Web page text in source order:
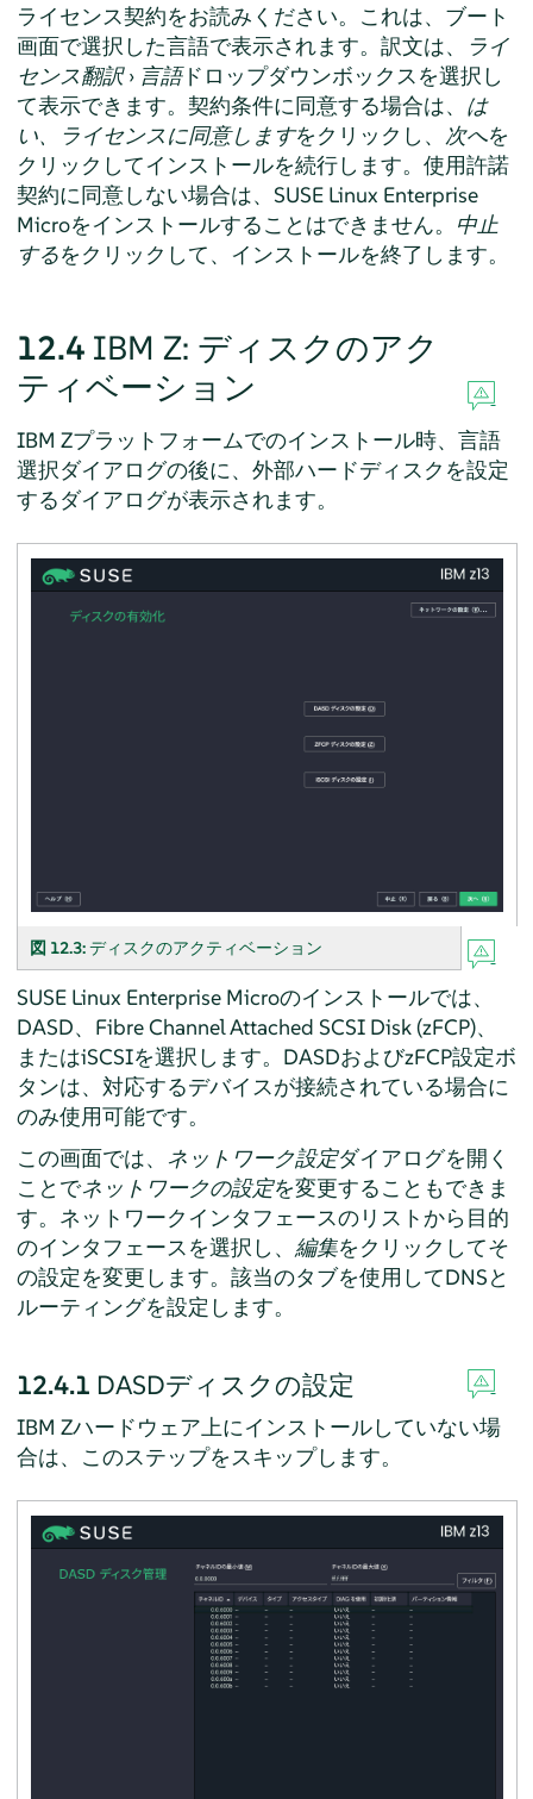
ライセンス契約をお読みください。これは、ブート
画面で選択した言語で表示されます。訳文は、
ライ
センス翻訳› 言語ドロップダウンボックスを選択し
て表示できます。契約条件に同意する場合は、 は
い、ライセンスに同意しますをクリックし、 次へを
クリックしてインストールを続行します。使用許諾
契約に同意しない場合は、 SUSE Linux Enterprise
Microをインストールすることはできません。
中止
するをクリックして、インストールを終了します。
12.4 IBM Z: ディスクのアク
ティベーション
IBM Zプラットフォームでのインストール時、言語
選択ダイアログの後に、外部ハードディスクを設定
するダイアログが表示されます。
図 12.3:ディスクのアクティベーション
SUSE Linux Enterprise Microのインストールでは、
DASD、Fibre Channel Attached SCSI Disk (zFCP)、
またはiSCSIを選択します。DASDおよびzFCP設定ボ
タンは、対応するデバイスが接続されている場合に
のみ使用可能です。
この画面では、 ネットワーク設定ダイアログを開く
ことでネットワークの設定を変更することもできま
す。ネットワークインタフェースのリストから目的
のインタフェースを選択し、 編集をクリックしてそ
の設定を変更します。該当のタブを使用してDNSと
ルーティングを設定します。
12.4.1 DASDディスクの設定
IBM Zハードウェア上にインストールしていない場
合は、このステップをスキップします。